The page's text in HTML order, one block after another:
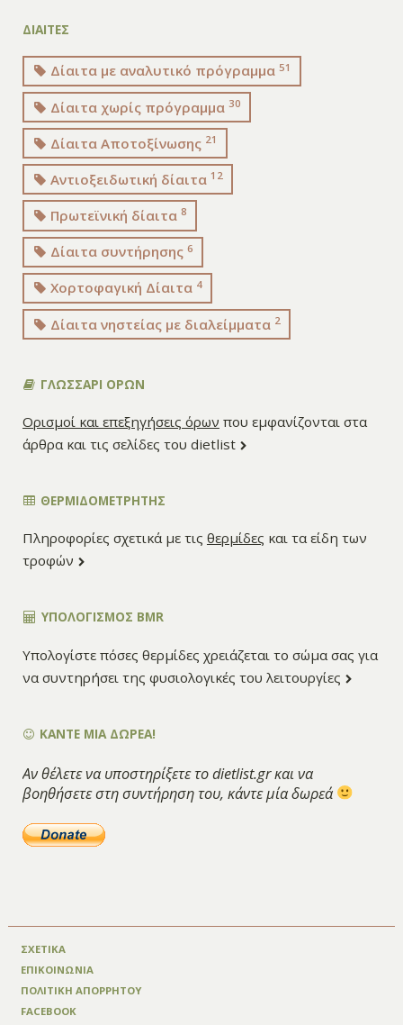
ΔΙΑΙΤΕΣ
Δίαιτα με αναλυτικό πρόγραμμα51
Δίαιτα χωρίς πρόγραμμα 30
Δίαιτα Αποτοξίνωσης 21
Αντιοξειδωτική δίαιτα 12
Πρωτεϊνική δίαιτα8
Δίαιτα συντήρησης6
Χορτοφαγική Δίαιτα 4
Δίαιτα νηστείας με διαλείμματα 2
ΓΛΩΣΣΑΡΙ ΟΡΩΝ
Ορισμοί και επεξηγήσεις όρων που εμφανίζονται στα
άρθρα και τις σελίδες του dietlist
ΘΕΡΜΙΔΟΜΕΤΡΗΤΗΣ
Πληροφορίες σχετικά με τις θερμίδες και τα είδη των
τροφών
ΥΠΟΛΟΓΙΣΜΌΣ BMR
Υπολογίστε πόσες θερμίδες χρειάζεται το σώμα σας για
να συντηρήσει της φυσιολογικές του λειτουργίες
ΚΑΝΤΕ ΜΙΑ ΔΩΡΕΑ!
Αν θέλετε να υποστηρίξετε το dietlist.gr και να
βοηθήσετε στη συντήρηση του, κάντε μία δωρεά
ΣΧΕΤΙΚΑ
ΕΠΙΚΟΙΝΩΝΙΑ
ΠΟΛΙΤΙΚΗ ΑΠΟΡΡΗΤΟΥ
FACEBOOK